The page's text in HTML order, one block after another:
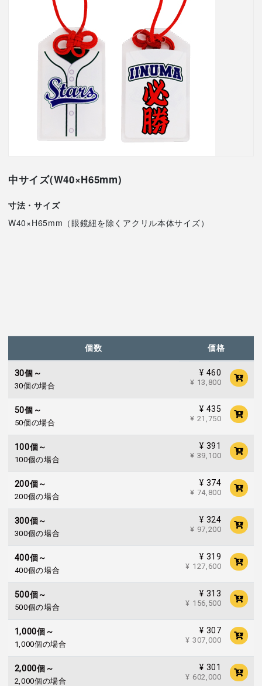
中サイズ(W40×H65mm)
寸法・サイズ
W40×H65mm（眼鏡紐を除くアクリル本体サイズ）
個数 価格
30個～
30個の場合
¥ 460
¥ 13,800
50個～
50個の場合
¥ 435
¥ 21,750
100個～
100個の場合
¥ 391
¥ 39,100
200個～
200個の場合
¥ 374
¥ 74,800
300個～
300個の場合
¥ 324
¥ 97,200
400個～
400個の場合
¥ 319
¥ 127,600
500個～
500個の場合
¥ 313
¥ 156,500
1,000個～
1,000個の場合
¥ 307
¥ 307,000
2,000個～
2,000個の場合
¥ 301
¥ 602,000